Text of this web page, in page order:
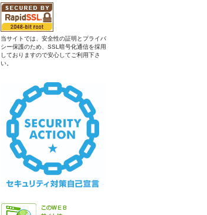
当サイトでは、安全性の証明とプライバ
シー保護のため、SSL暗号化通信を採用
しておりますので安心してご利用下さ
い。